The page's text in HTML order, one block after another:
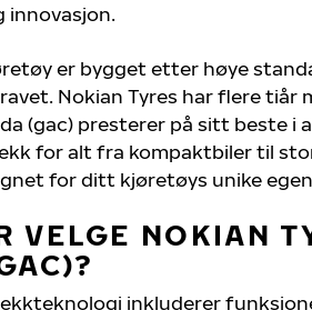
innovasjon.
er bygget etter høye
Nokian Tyres har flere tiår
(gac) presterer på sitt beste i
for alt fra kompaktbiler til
for ditt kjøretøys unike
VELGE NOKIAN
inkluderer